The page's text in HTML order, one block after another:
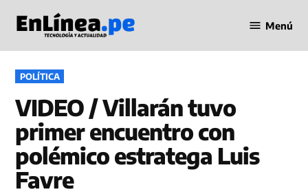
contenido
en Línea
Menú
PUBLICADO
EN
POLÍTICA
VIDEO / Villarán tuvo
primer encuentro con
polémico estratega Luis
Favre